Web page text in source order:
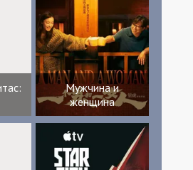
Мужчина и
женщина